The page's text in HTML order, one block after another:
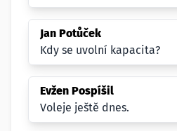
Jan Potůček
Kdy se uvolní kapacita?
Evžen Pospíšil
Voleje ještě dnes.